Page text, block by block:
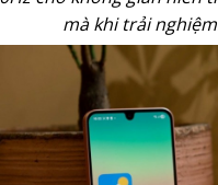
mà khi trải